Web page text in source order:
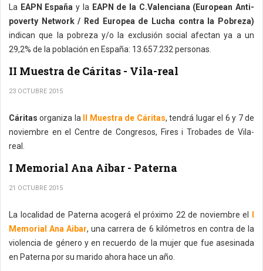
La EAPN España y la EAPN de la C.Valenciana (European Anti-
poverty Network / Red Europea de Lucha contra la Pobreza)
indican que la pobreza y/o la exclusión social afectan ya a un
29,2% de la población en España: 13.657.232 personas.
II Muestra de Cáritas - Vila-real
23 OCTUBRE 2015
Cáritas organiza la II Muestra de Cáritas, tendrá lugar el 6 y 7 de
noviembre en el Centre de Congresos, Fires i Trobades de Vila-
real.
I Memorial Ana Aibar - Paterna
21 OCTUBRE 2015
La localidad de Paterna acogerá el próximo 22 de noviembre el
Memorial Ana Aibar, una carrera de 6 kilómetros en contra de la
violencia de género y en recuerdo de la mujer que fue asesinada
en Paterna por su marido ahora hace un año.